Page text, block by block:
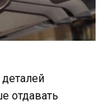
отдавать